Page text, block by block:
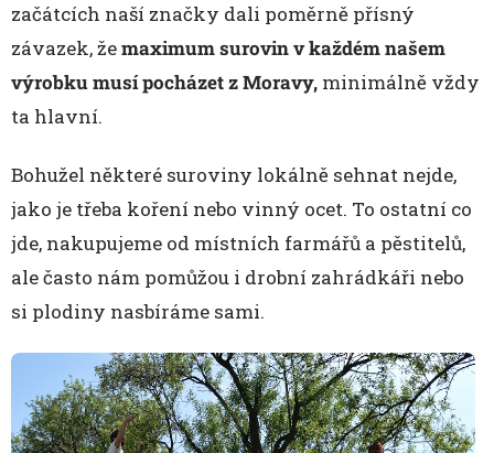
začátcích naší značky dali poměrně přísný
závazek, žemaximum surovin v každém našem
výrobku musí pocházet z Moravy, minimálně vždy
ta hlavní.
Bohužel některé suroviny lokálně sehnat nejde,
jako je třeba koření nebo vinný ocet. To ostatní co
jde, nakupujeme od místních farmářů a pěstitelů,
ale často nám pomůžou i drobní zahrádkáři nebo
si plodiny nasbíráme sami.